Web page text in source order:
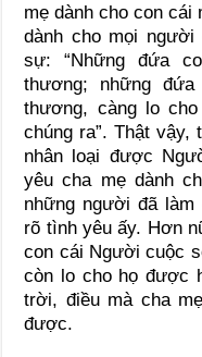
mẹ dành cho con cái
dành cho mọi
sự: “Những đứa
thương; những
thương, càng lo
chúng ra”. Thật vậy,
nhân loại được
yêu cha mẹ dành
những người đã làm
rõ tình yêu ấy. Hơn
con cái Người cuộc
còn lo cho họ được
trời, điều mà cha
được.